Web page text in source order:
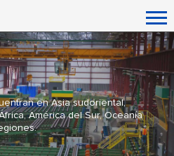
en Asia sudoriental,
América del Sur, Oceanía